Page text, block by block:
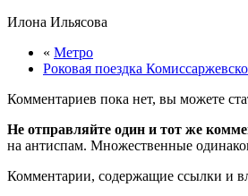
Илона Ильясова
« Метро
Роковая поездка
Комментариев пока нет, вы можете
Не отправляйте один и тот же
на антиспам. Множественные
Комментарии, содержащие ссылки и